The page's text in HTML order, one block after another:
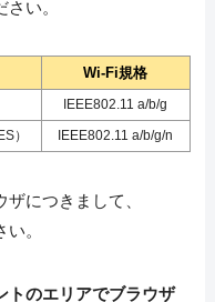
い。
Wi-Fi規格
IEEE802.11 a/b/g
） IEEE802.11 a/b/g/n
につきまして、
。
トのエリアでブラウザ